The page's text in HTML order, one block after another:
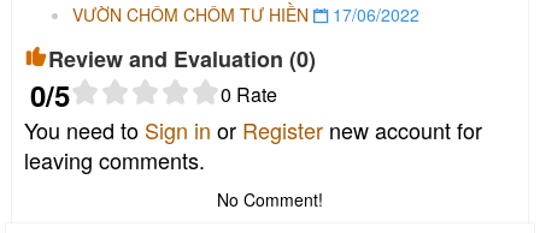
VƯỜN CHÔM CHÔM TƯ HIỀN
17/06/2022
Review and Evaluation (0)
0/5 0 Rate
You need to Sign in or Register new account for
leaving comments.
No Comment!